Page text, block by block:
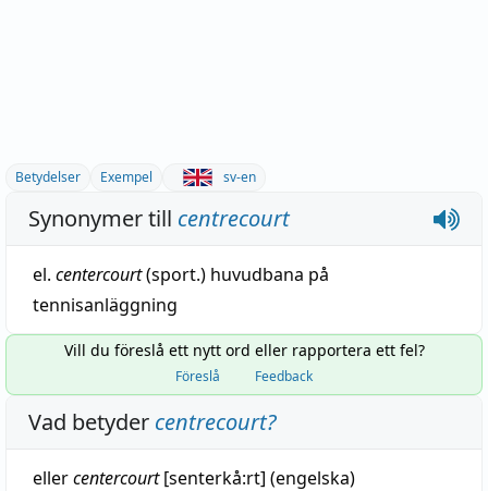
Betydelser Exempel sv-en
Synonymer till centrecourt
el. centercourt(sport.) huvudbana på
tennisanläggning
Vill du föreslå ett nytt ord eller rapportera ett fel?
Föreslå Feedback
Vad betyder centrecourt?
ellercentercourt[senterkå:rt] (engelska)